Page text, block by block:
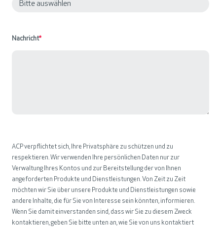
Nachricht*
ACP verpflichtet sich, Ihre Privatsphäre zu schützen und zu
respektieren. Wir verwenden Ihre persönlichen Daten nur zur
Verwaltung Ihres Kontos und zur Bereitstellung der von Ihnen
angeforderten Produkte und Dienstleistungen. Von Zeit zu Zeit
möchten wir Sie über unsere Produkte und Dienstleistungen sowie
andere Inhalte, die für Sie von Interesse sein könnten, informieren.
Wenn Sie damit einverstanden sind, dass wir Sie zu diesem Zweck
kontaktieren, geben Sie bitte unten an, wie Sie von uns kontaktiert